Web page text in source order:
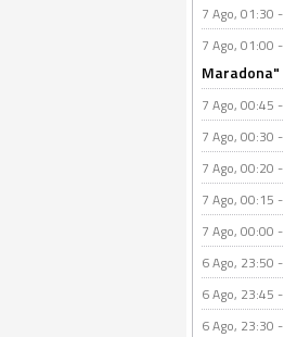
7 Ago, 01:30 -
7 Ago, 01:00 -
Maradona"
7 Ago, 00:45 -
7 Ago, 00:30 -
7 Ago, 00:20 -
7 Ago, 00:15 -
7 Ago, 00:00 -
6 Ago, 23:50 -
6 Ago, 23:45 -
6 Ago, 23:30 -